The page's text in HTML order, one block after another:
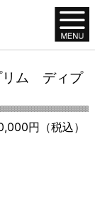
リム ディプ
円（税込）